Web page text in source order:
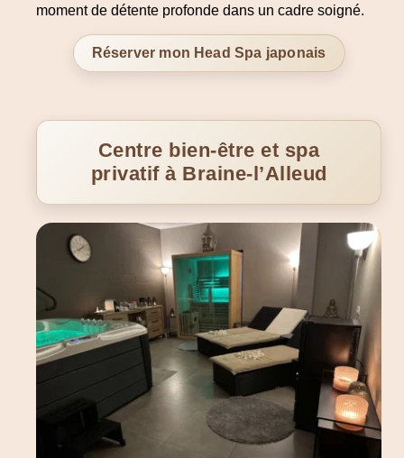
moment de détente profonde dans un cadre soigné.
Réserver mon Head Spa japonais
Centre bien-être et spa
privatif à Braine-l’Alleud